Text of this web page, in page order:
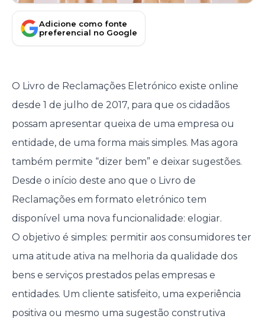
Adicione como fonte
preferencial no Google
O Livro de Reclamações Eletrónico existe online
desde 1 de julho de 2017, para que os cidadãos
possam apresentar queixa de uma empresa ou
entidade, de uma forma mais simples. Mas agora
também permite “dizer bem” e deixar sugestões.
Desde o início deste ano que o Livro de
Reclamações em formato eletrónico tem
disponível uma nova funcionalidade: elogiar.
O objetivo é simples: permitir aos consumidores ter
uma atitude ativa na melhoria da qualidade dos
bens e serviços prestados pelas empresas e
entidades. Um cliente satisfeito, uma experiência
positiva ou mesmo uma sugestão construtiva